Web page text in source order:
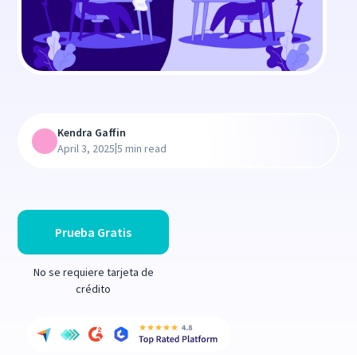
Prueba Gratis
No se requiere tarjeta de
crédito
Kendra Gaffin
April 3, 2025|5 min read